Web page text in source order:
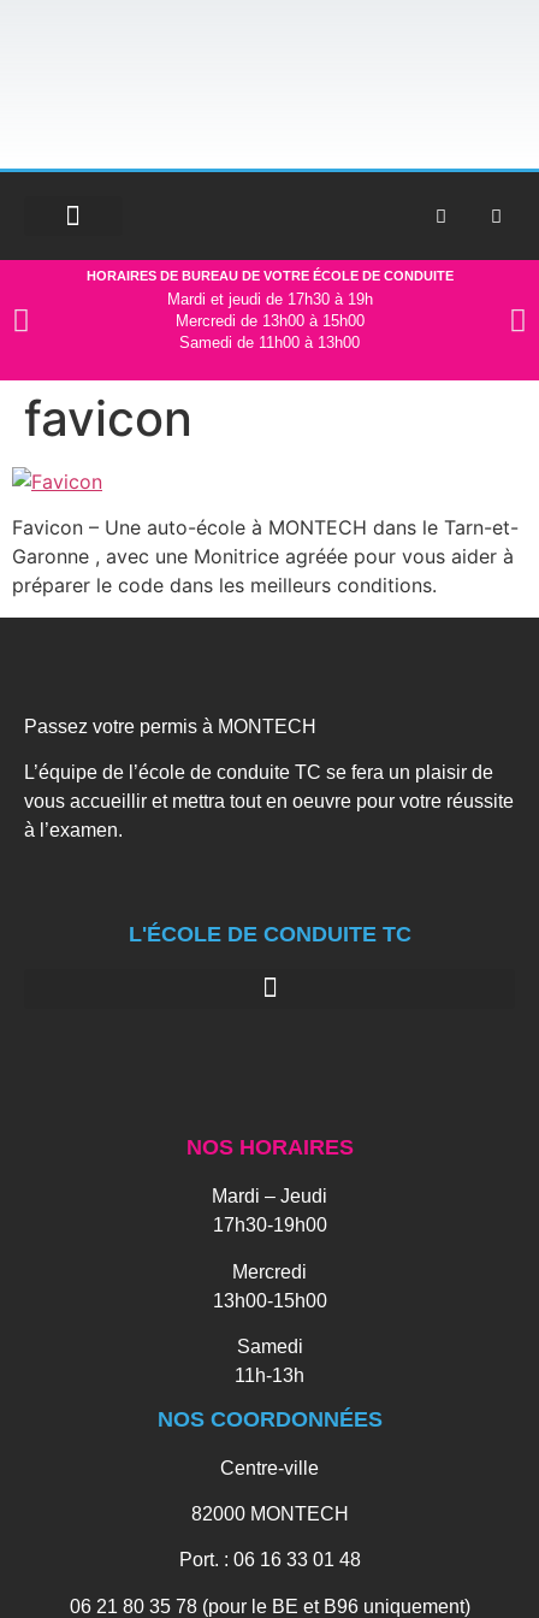
HORAIRES DE BUREAU DE VOTRE ÉCOLE DE CONDUITE
Mardi et jeudi de 17h30 à 19h
Mercredi de 13h00 à 15h00
Samedi de 11h00 à 13h00
favicon
Favicon – Une auto-école à MONTECH dans le Tarn-et-
Garonne , avec une Monitrice agréée pour vous aider à
préparer le code dans les meilleurs conditions.
Passez votre permis à MONTECH
L’équipe de l’école de conduite TC se fera un plaisir de
vous accueillir et mettra tout en oeuvre pour votre réussite
à l’examen.
L'ÉCOLE DE CONDUITE TC
NOS HORAIRES
Mardi – Jeudi
17h30-19h00
Mercredi
13h00-15h00
Samedi
11h-13h
NOS COORDONNÉES
Centre-ville
82000 MONTECH
Port. : 06 16 33 01 48
06 21 80 35 78 (pour le BE et B96 uniquement)